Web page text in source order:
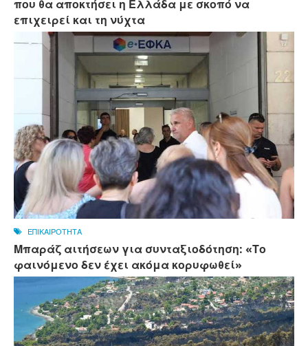
που θα αποκτήσει η Ελλάδα με σκοπό να
επιχειρεί και τη νύχτα
ΕΠΙΚΑΙΡΟΤΗΤΑ
Μπαράζ αιτήσεων για συνταξιοδότηση: «Το
φαινόμενο δεν έχει ακόμα κορυφωθεί»